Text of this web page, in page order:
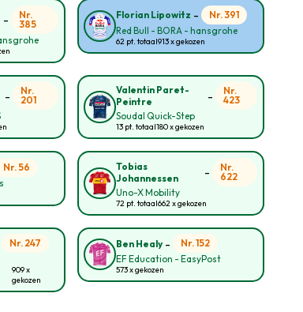
-
Nr.
385
Florian Lipowitz -
Nr. 391
Red Bull - BORA - hansgrohe
62 pt. totaal913 x gekozen
-
Nr.
201
Valentin Paret-
Peintre
-
Nr.
423
Soudal Quick-Step
13 pt. totaal180 x gekozen
Nr. 56
Tobias
Johannessen
-
Nr.
622
Uno-X Mobility
72 pt. totaal662 x gekozen
Nr. 247
909 x
gekozen
Ben Healy-
Nr. 152
EF Education - EasyPost
573 x gekozen